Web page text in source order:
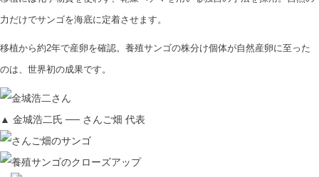
力だけでサンゴを海底に定着させます。
移植から約2年で産卵を確認。養殖サンゴの株分け個体が自然産卵に至った
のは、世界初の成果です。
▲ 金城浩二氏 ── さんご畑 代表